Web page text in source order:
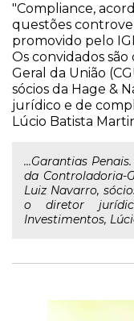
"Compliance,
questões
promovido pelo
Os convidados
Geral da União
sócios da Hage &
jurídico e de
Lúcio Batista
...Garantias
da Controladoria-
Luiz Navarro,
o diretor
Investimentos,